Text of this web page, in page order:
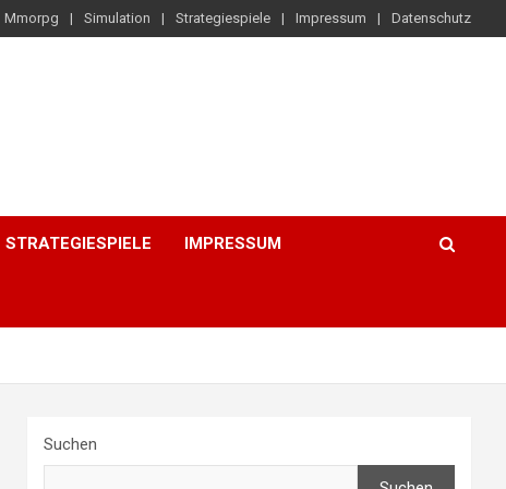
Mmorpg Simulation Strategiespiele Impressum Datenschutz
STRATEGIESPIELE IMPRESSUM
Suchen